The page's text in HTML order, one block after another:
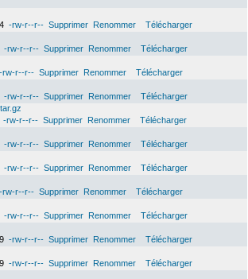
-rw-r--r-- Supprimer Renommer
Télécharger
-rw-r--r-- Supprimer Renommer
Télécharger
-rw-r--r-- Supprimer Renommer
Télécharger
-rw-r--r-- Supprimer Renommer
Télécharger
-rw-r--r-- Supprimer Renommer
Télécharger
-rw-r--r-- Supprimer Renommer
Télécharger
-rw-r--r-- Supprimer Renommer
Télécharger
-rw-r--r-- Supprimer Renommer
Télécharger
-rw-r--r-- Supprimer Renommer
Télécharger
-rw-r--r-- Supprimer Renommer
Télécharger
-rw-r--r-- Supprimer Renommer
Télécharger